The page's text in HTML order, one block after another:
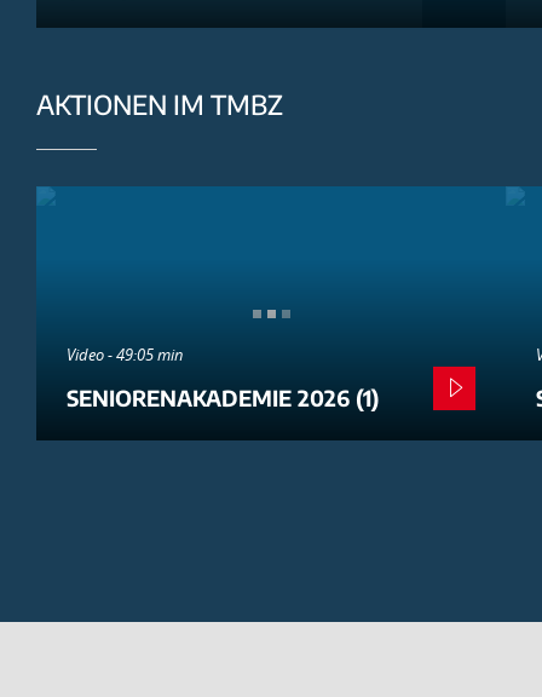
AKTIONEN IM TMBZ
Video - 49:05 min
SENIORENAKADEMIE 2026 (1)